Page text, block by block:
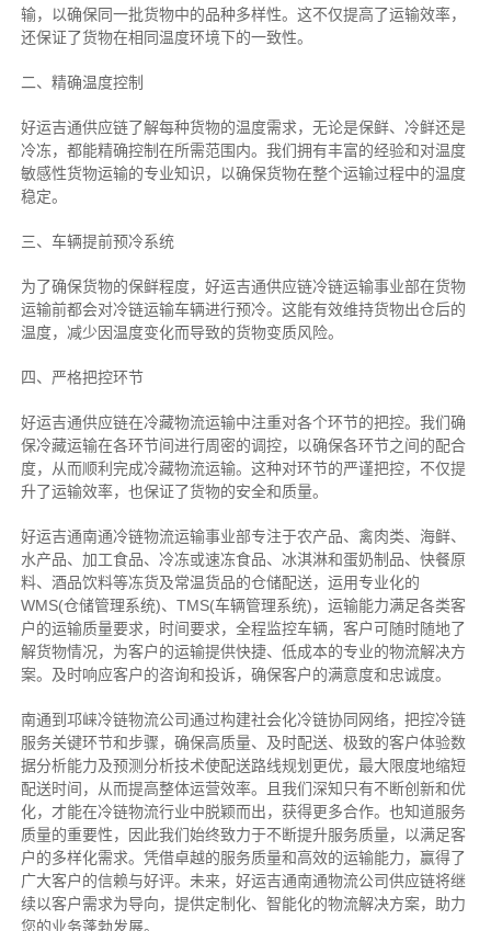
输，以确保同一批货物中的品种多样性。这不仅提高了运输效率，
还保证了货物在相同温度环境下的一致性。
二、 精确温度控制
好运吉通供应链了解每种货物的温度需求，无论是保鲜、冷鲜还是
冷冻，都能精确控制在所需范围内。我们拥有丰富的经验和对温度
敏感性货物运输的专业知识，以确保货物在整个运输过程中的温度
稳定。
三、车辆提前预冷系统
为了确保货物的保鲜程度，好运吉通供应链冷链运输事业部在货物
运输前都会对冷链运输车辆进行预冷。这能有效维持货物出仓后的
温度，减少因温度变化而导致的货物变质风险。
四、严格把控环节
好运吉通供应链在冷藏物流运输中注重对各个环节的把控。我们确
保冷藏运输在各环节间进行周密的调控，以确保各环节之间的配合
度，从而顺利完成冷藏物流运输。这种对环节的严谨把控，不仅提
升了运输效率，也保证了货物的安全和质量。
好运吉通南通冷链物流运输事业部专注于农产品、禽肉类、海鲜、
水产品、加工食品、冷冻或速冻食品、冰淇淋和蛋奶制品、快餐原
料、酒品饮料等冻货及常温货品的仓储配送，运用专业化的
WMS(仓储管理系统)、TMS(车辆管理系统)，运输能力满足各类客
户的运输质量要求，时间要求，全程监控车辆，客户可随时随地了
解货物情况，为客户的运输提供快捷、低成本的专业的物流解决方
案。及时响应客户的咨询和投诉，确保客户的满意度和忠诚度。
南通到邛崃冷链物流公司通过构建社会化冷链协同网络，把控冷链
服务关键环节和步骤，确保高质量、及时配送、极致的客户体验数
据分析能力及预测分析技术使配送路线规划更优，最大限度地缩短
配送时间，从而提高整体运营效率。且 我们深知 只有不断创新和优
化，才能在冷链物流行业中脱颖而出，获得更多合作。也知道服务
质量的重要性，因此我们始终致力于不断提升服务质量，以满足客
户的多样化需求。 凭借卓越的服务质量和高效的运输能力，赢得了
广大客户的信赖与好评。 未来，好运吉通南通物流公司供应链将继
续以客户需求为导向，提供定制化、智能化的物流解决方案，助力
您的业务蓬勃发展。